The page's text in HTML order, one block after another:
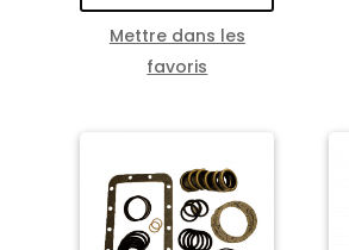
Mettre dans les
favoris